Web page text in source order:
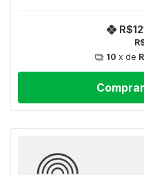
10 x de